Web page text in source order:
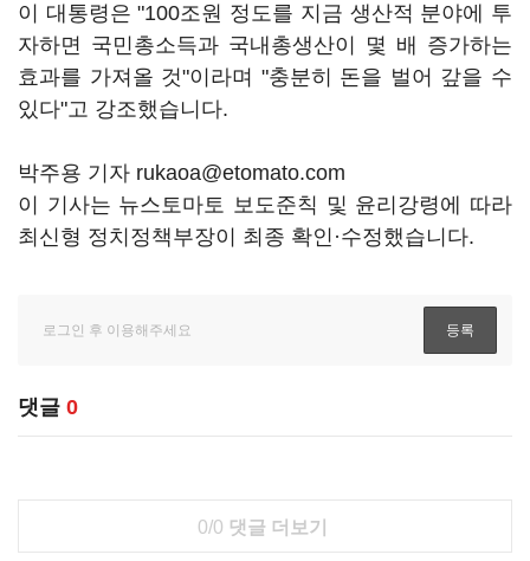
이 대통령은 "100조원 정도를 지금 생산적 분야에 투
자하면 국민총소득과 국내총생산이 몇 배 증가하는
효과를 가져올 것"이라며 "충분히 돈을 벌어 갚을 수
있다"고 강조했습니다.
박주용 기자 rukaoa@etomato.com
이 기사는 뉴스토마토 보도준칙 및 윤리강령에 따라
최신형 정치정책부장이 최종 확인·수정했습니다.
댓글 0
0/0 댓글 더보기